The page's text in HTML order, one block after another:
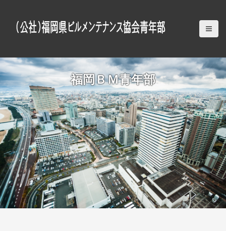
o
c
o
n
t
e
n
t
福岡ＢＭ青年部